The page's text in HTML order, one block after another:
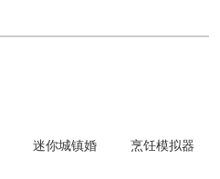
迷你城镇婚
烹饪模拟器